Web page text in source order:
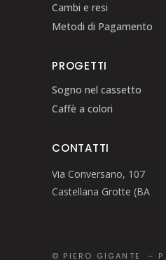
Cambi e resi
Metodi di Pagamento
PROGETTI
Sogno nel cassetto
Caffè a colori
CONTATTI
Via Conversano, 107
Castellana Grotte (BA
© PIERO GIGANTE –